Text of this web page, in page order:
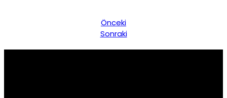
Önceki
Sonraki